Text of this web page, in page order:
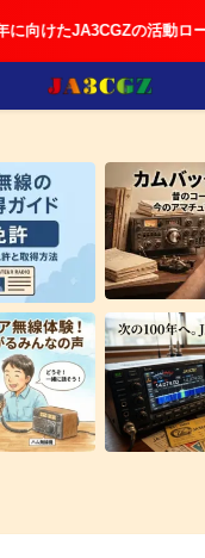
JA3CGZの活動ロードマ